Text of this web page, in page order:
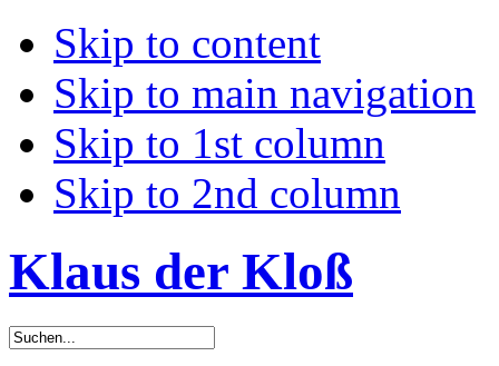
Skip to content
Skip to main navigation
Skip to 1st column
Skip to 2nd column
Klaus der Kloß